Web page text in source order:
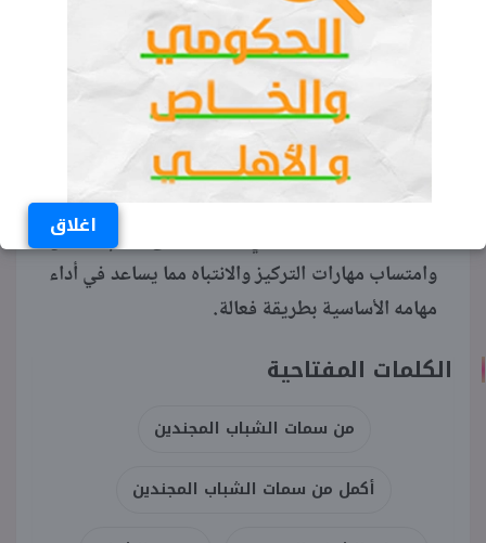
اغلاق
يزيد الجيش عند المجندين حب الوطن والاستعداد
للدفاع عنه بكل إخلاص ويكتسب قيم التضحية في
سبيل حماية الأرض والشعب.
القدرة على تنفيذ الأوامر بدقة وسرعة
يعتاد المجندين على تنفيذ كافة الأوامر بدون تأخير أو
تردد، ويعتبر أمر ضروري للحفاظ على نظام الجيش
وامتساب مهارات التركيز والانتباه مما يساعد في أداء
مهامه الأساسية بطريقة فعالة.
الكلمات المفتاحية
من سمات الشباب المجندين
أكمل من سمات الشباب المجندين